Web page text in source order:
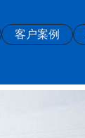
客户案例